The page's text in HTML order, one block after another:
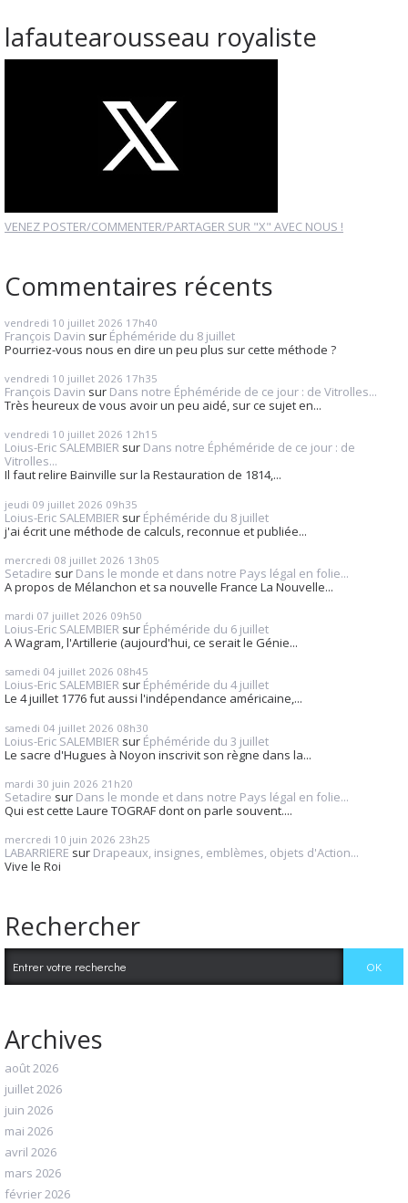
lafautearousseau royaliste
VENEZ POSTER/COMMENTER/PARTAGER SUR "X" AVEC NOUS !
Commentaires récents
vendredi 10 juillet 2026 17h40
François Davin sur Éphéméride du 8 juillet
Pourriez-vous nous en dire un peu plus sur cette méthode ?
vendredi 10 juillet 2026 17h35
François Davin sur Dans notre Éphéméride de ce jour : de Vitrolles...
Très heureux de vous avoir un peu aidé, sur ce sujet en...
vendredi 10 juillet 2026 12h15
Loius-Eric SALEMBIER sur Dans notre Éphéméride de ce jour : de
Vitrolles...
Il faut relire Bainville sur la Restauration de 1814,...
jeudi 09 juillet 2026 09h35
Loius-Eric SALEMBIER sur Éphéméride du 8 juillet
j'ai écrit une méthode de calculs, reconnue et publiée...
mercredi 08 juillet 2026 13h05
Setadire sur Dans le monde et dans notre Pays légal en folie...
A propos de Mélanchon et sa nouvelle France La Nouvelle...
mardi 07 juillet 2026 09h50
Loius-Eric SALEMBIER sur Éphéméride du 6 juillet
A Wagram, l'Artillerie (aujourd'hui, ce serait le Génie...
samedi 04 juillet 2026 08h45
Loius-Eric SALEMBIER sur Éphéméride du 4 juillet
Le 4 juillet 1776 fut aussi l'indépendance américaine,...
samedi 04 juillet 2026 08h30
Loius-Eric SALEMBIER sur Éphéméride du 3 juillet
Le sacre d'Hugues à Noyon inscrivit son règne dans la...
mardi 30 juin 2026 21h20
Setadire sur Dans le monde et dans notre Pays légal en folie...
Qui est cette Laure TOGRAF dont on parle souvent....
mercredi 10 juin 2026 23h25
LABARRIERE sur Drapeaux, insignes, emblèmes, objets d'Action...
Vive le Roi
Rechercher
Archives
août 2026
juillet 2026
juin 2026
mai 2026
avril 2026
mars 2026
février 2026